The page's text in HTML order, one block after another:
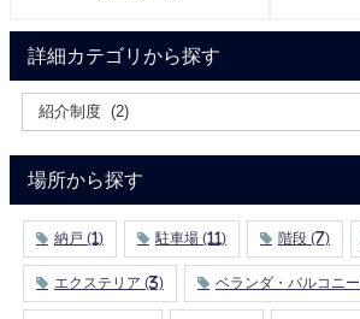
詳細カテゴリから探す
場所から探す
納戸 (1) 駐車場 (11) 階段 (7)
エクステリア (3) ベランダ・バルコニー